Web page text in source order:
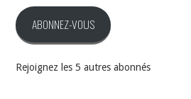
ABONNEZ-VOUS
Rejoignez les 5 autres abonnés